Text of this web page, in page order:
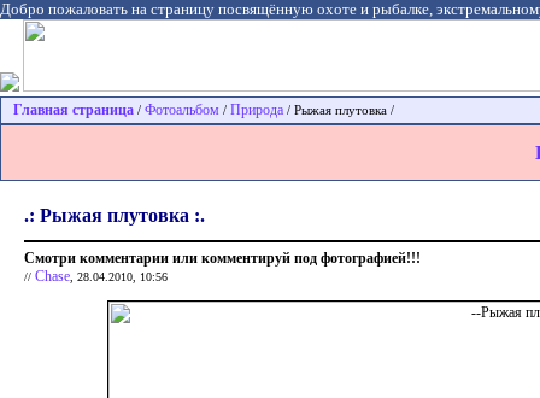
Добро пожаловать на страницу посвящённую охоте и рыбалке,
Главная страница / Фотоальбом / Природа / Рыжая плутовка /
.: Рыжая плутовка :.
Смотри комментарии или комментируй под фотографией!!!
// Chase , 28.04.2010, 10:56